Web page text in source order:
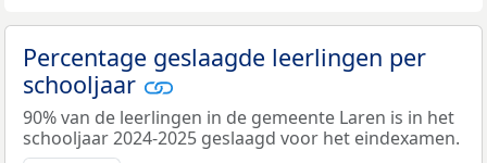
Percentage geslaagde leerlingen per
schooljaar
90% van de leerlingen in de gemeente Laren is in het
schooljaar 2024-2025 geslaagd voor het eindexamen.